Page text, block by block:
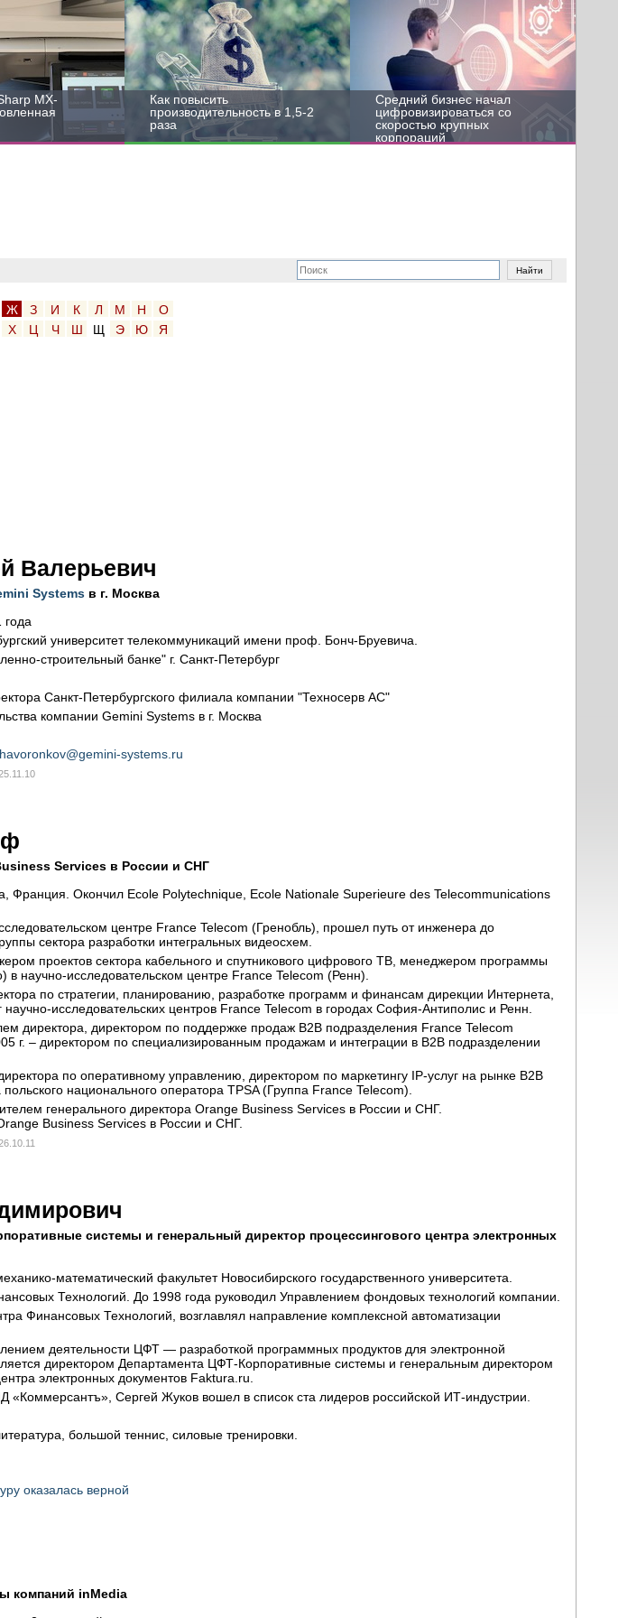
MX-
Как повысить
производительность в 1,5-2
раза
Средний бизнес начал
цифровизироваться со
скоростью крупных
корпораций
Ж З И К Л М Н
О
Х Ц Ч Ш Щ Э Ю Я
Валерьевич
Systems в г. Москва
университет телекоммуникаций имени проф. Бонч-Бруевича.
строительный банке" г. Санкт-Петербург
Санкт-Петербургского филиала компании "Техносерв АС"
компании Gemini Systems в г. Москва
systems.ru
Services в России и СНГ
Франция. Окончил Ecole Polytechnique, Ecole Nationale Superieure des Telecommunications
центре France Telecom (Гренобль), прошел путь от инженера до
сектора разработки интегральных видеосхем.
проектов сектора кабельного и спутникового цифрового ТВ, менеджером программы
в научно-исследовательском центре France Telecom (Ренн).
по стратегии, планированию, разработке программ и финансам дирекции Интернета,
исследовательских центров France Telecom в городах София-Антиполис и Ренн.
директора, директором по поддержке продаж B2B подразделения France Telecom
г. – директором по специализированным продажам и интеграции в B2B подразделении
по оперативному управлению, директором по маркетингу IP-услуг на рынке B2B
национального оператора TPSA (Группа France Telecom).
генерального директора Orange Business Services в России и СНГ.
Business Services в России и СНГ.
системы и генеральный директор процессингового центра электронных
математический факультет Новосибирского государственного университета.
Технологий. До 1998 года руководил Управлением фондовых технологий компании.
Финансовых Технологий, возглавлял направление комплексной автоматизации
деятельности ЦФТ — разработкой программных продуктов для электронной
директором Департамента ЦФТ-Корпоративные системы и генеральным директором
электронных документов Faktura.ru.
«Коммерсантъ», Сергей Жуков вошел в список ста лидеров российской ИТ-индустрии.
большой теннис, силовые тренировки.
оказалась верной
компаний inMedia